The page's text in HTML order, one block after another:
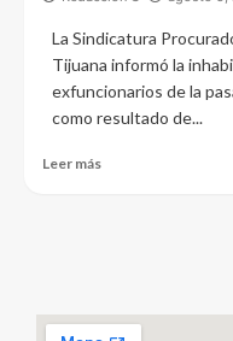
La Sindicatura
Tijuana informó la
exfuncionarios de la
como resultado de...
Leer más